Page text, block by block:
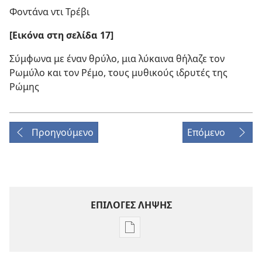
Φοντάνα ντι Τρέβι
[Εικόνα στη σελίδα 17]
Σύμφωνα με έναν θρύλο, μια λύκαινα θήλαζε τον
Ρωμύλο και τον Ρέμο, τους μυθικούς ιδρυτές της
Ρώμης
Προηγούμενο Επόμενο
ΕΠΙΛΟΓΕΣ ΛΗΨΗΣ
Επιλογές